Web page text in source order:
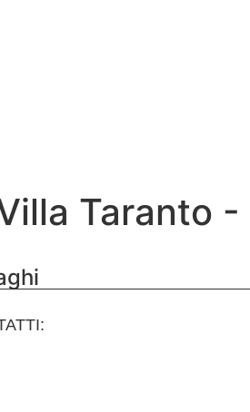
Taranto -